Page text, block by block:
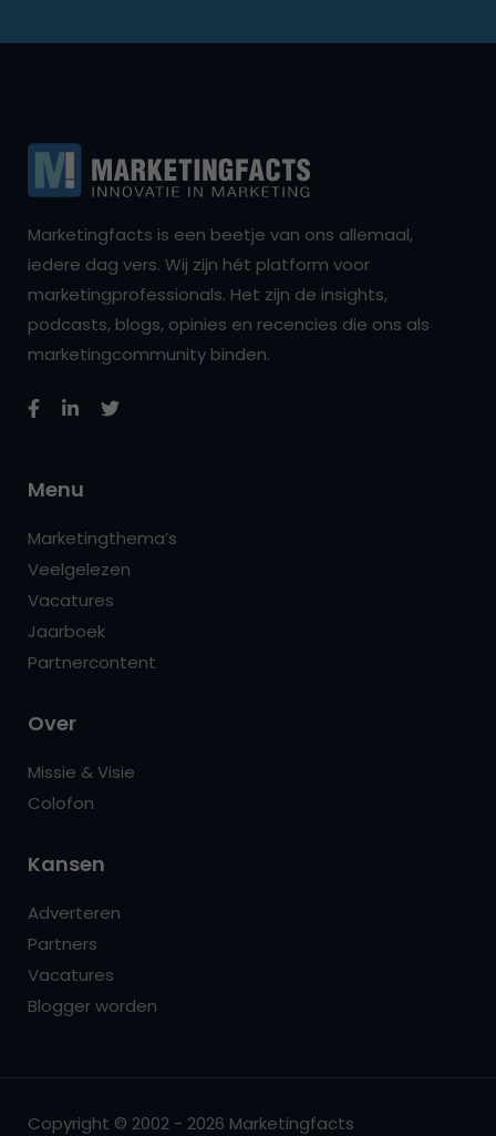
Marketingfacts is een beetje van ons allemaal,
iedere dag vers. Wij zijn hét platform voor
marketingprofessionals. Het zijn de insights,
podcasts, blogs, opinies en recencies die ons als
marketingcommunity binden.
Menu
Marketingthema’s
Veelgelezen
Vacatures
Jaarboek
Partnercontent
Over
Missie & Visie
Colofon
Kansen
Adverteren
Partners
Vacatures
Blogger worden
Copyright © 2002 - 2026 Marketingfacts